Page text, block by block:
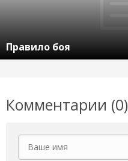
Правило боя
Комментарии (0)